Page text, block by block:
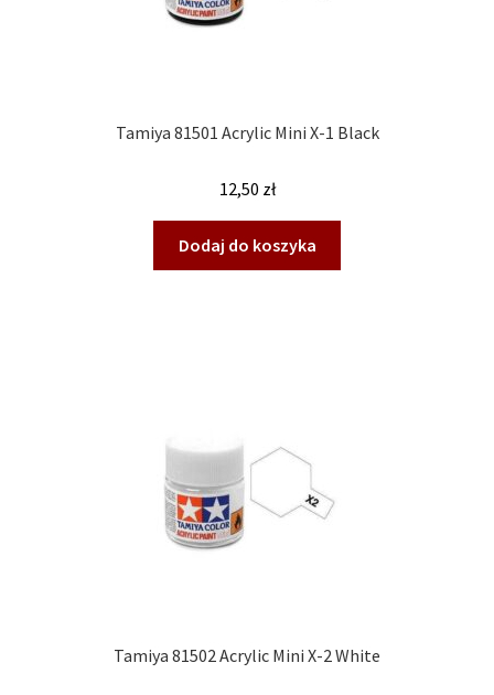
Tamiya 81501 Acrylic Mini X-1 Black
12,50 zł
Dodaj do koszyka
Tamiya 81502 Acrylic Mini X-2 White